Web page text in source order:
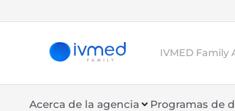
IVMED Family
Acerca de la agencia Programas de